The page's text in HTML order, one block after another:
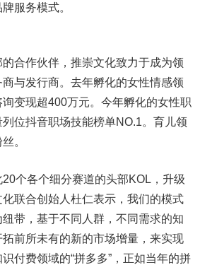
服务模式。
合作伙伴，推崇文化致力于成为领
与发行商。去年孵化的女性情感领
变现超400万元。今年孵化的女性职
位抖音职场技能榜单NO.1。育儿领
。
个各个细分赛道的头部KOL，升级
联合创始人杜仁表示，我们的模式
带，基于不同人群，不同需求的知
前所未有的新的市场增量，来实现
付费领域的“拼多多”，正如当年的拼